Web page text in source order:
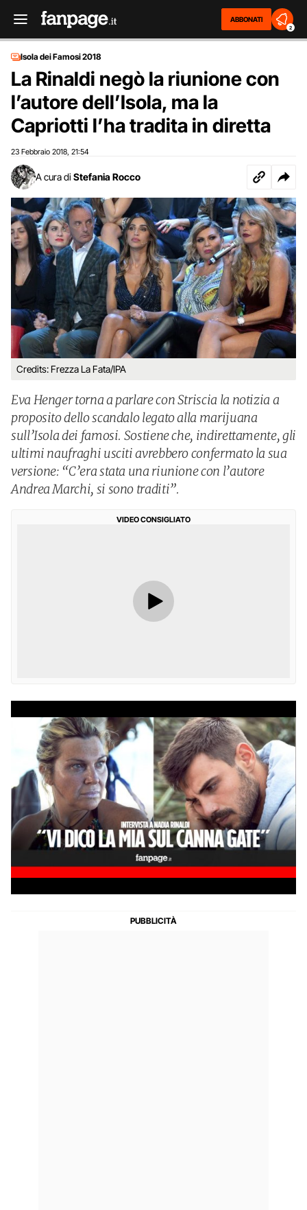
ABBONATI
2
Isola dei Famosi 2018
La Rinaldi negò la riunione con
l’autore dell’Isola, ma la
Capriotti l’ha tradita in diretta
23 Febbraio 2018 21:54
A cura di Stefania Rocco
Credits: Frezza La Fata/IPA
Eva Henger torna a parlare con Striscia la notizia a
proposito dello scandalo legato alla marijuana
sull’Isola dei famosi. Sostiene che, indirettamente, gli
ultimi naufraghi usciti avrebbero confermato la sua
versione: “C’era stata una riunione con l’autore
Andrea Marchi, si sono traditi”.
VIDEO CONSIGLIATO